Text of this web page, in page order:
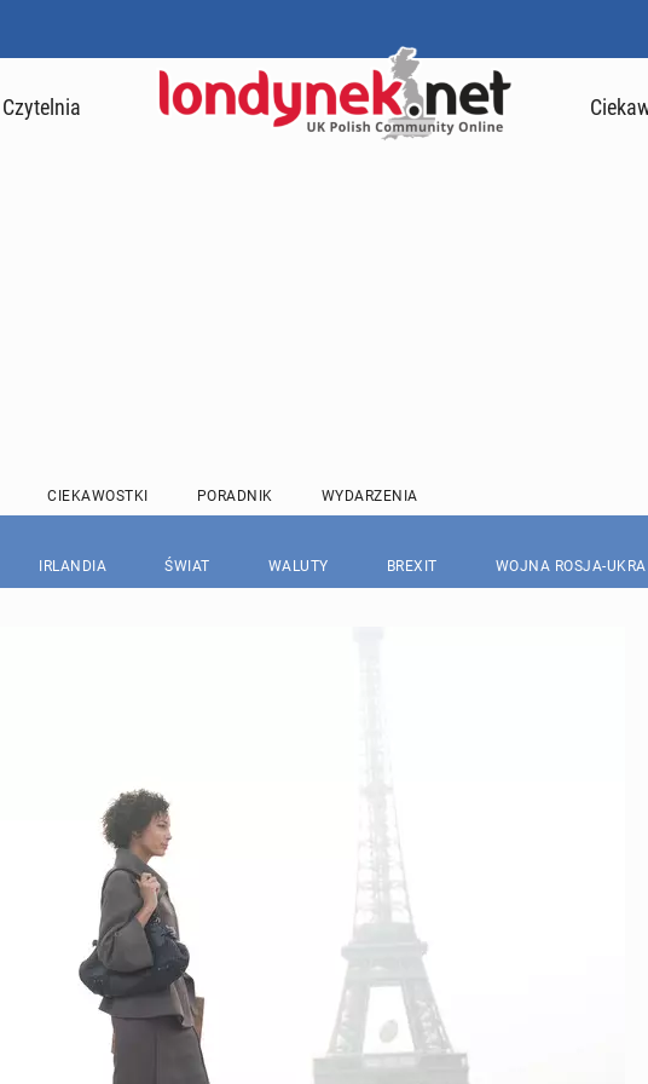
Czytelnia
CIEKAWOSTKI PORADNIK WYDARZENIA
IRLANDIA ŚWIAT WALUTY BREXIT WOJNA ROSJA-